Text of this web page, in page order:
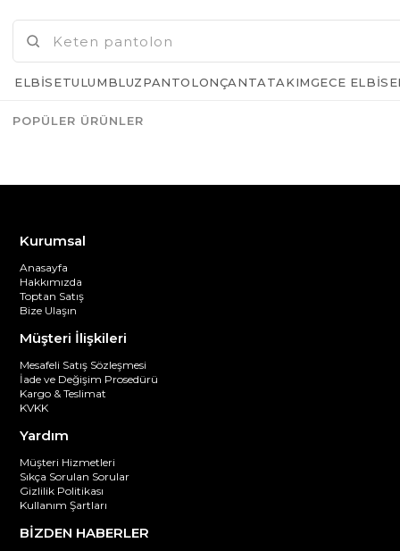
Kurumsal
Anasayfa
Hakkımızda
Toptan Satış
Bize Ulaşın
Müşteri İlişkileri
Mesafeli Satış Sözleşmesi
İade ve Değişim Prosedürü
Kargo & Teslimat
KVKK
Yardım
Müşteri Hizmetleri
Sıkça Sorulan Sorular
Gizlilik Politikası
Kullanım Şartları
BİZDEN HABERLER
ELBISETULUMBLUZPANTOLONÇANTATAKIMGECE
POPÜLER ÜRÜNLER